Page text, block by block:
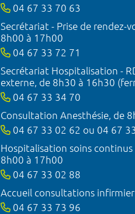
04 67 33 70 63
Secrétariat - Prise de rendez-
8h00 à 17h00
04 67 33 72 71
Secrétariat Hospitalisation -
externe, de 8h30 à 16h30
04 67 33 34 70
Consultation Anesthésie, de
04 67 33 02 62 ou 04 67
Hospitalisation soins
8h00 à 17h00
04 67 33 02 88
Accueil consultations
04 67 33 73 96